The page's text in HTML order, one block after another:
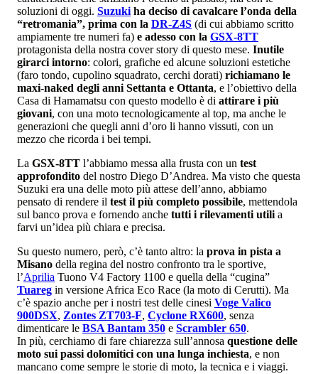
soluzioni di oggi. Suzuki ha deciso di cavalcare l’onda della
“retromania”, prima con la DR-Z4S (di cui abbiamo scritto
ampiamente tre numeri fa) e adesso con la GSX-8TT
protagonista della nostra cover story di questo mese. Inutile
girarci intorno: colori, grafiche ed alcune soluzioni estetiche
(faro tondo, cupolino squadrato, cerchi dorati) richiamano le
maxi-naked degli anni Settanta e Ottanta, e l’obiettivo della
Casa di Hamamatsu con questo modello è di attirare i più
giovani, con una moto tecnologicamente al top, ma anche le
generazioni che quegli anni d’oro li hanno vissuti, con un
mezzo che ricorda i bei tempi.
La GSX-8TT l’abbiamo messa alla frusta con un test
approfondito del nostro Diego D’Andrea. Ma visto che questa
Suzuki era una delle moto più attese dell’anno, abbiamo
pensato di rendere il test il più completo possibile, mettendola
sul banco prova e fornendo anche tutti i rilevamenti utili a
farvi un’idea più chiara e precisa.
Su questo numero, però, c’è tanto altro: la prova in pista a
Misano della regina del nostro confronto tra le sportive,
l’Aprilia Tuono V4 Factory 1100 e quella della “cugina”
Tuareg in versione Africa Eco Race (la moto di Cerutti). Ma
c’è spazio anche per i nostri test delle cinesi Voge Valico
900DSX, Zontes ZT703-F, Cyclone RX600, senza
dimenticare le BSA Bantam 350 e Scrambler 650.
In più, cerchiamo di fare chiarezza sull’annosa questione delle
moto sui passi dolomitici con una lunga inchiesta, e non
mancano come sempre le storie di moto, la tecnica e i viaggi.